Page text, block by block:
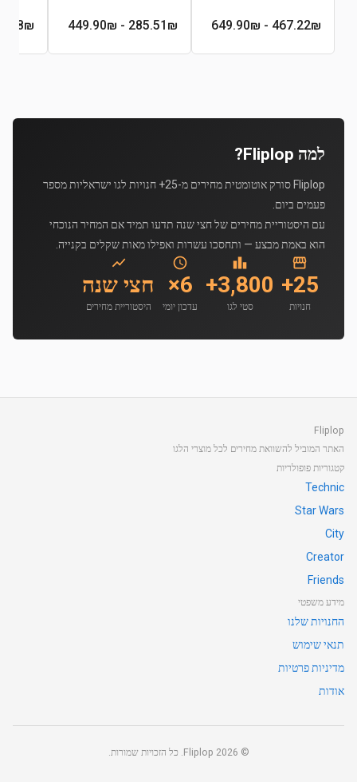
467.22₪
- 649.90₪
285.51 ₪
- 449.90₪
₪
למה Fliplop?
Fliplop סורק אוטומטית מחירים מ-25+ חנויות לגו ישראליות מספר
פעמים ביום.
עם היסטוריית מחירים של חצי שנה תדעו תמיד אם המחיר הנוכחי
הוא באמת מבצע — ותחסכו עשרות ואפילו מאות שקלים בקנייה.
25+
חנויות
3,800+
סטי לגו
6×
עדכון יומי
חצי שנה
היסטוריית מחירים
Fliplop
האתר המוביל להשוואת מחירים לכל מוצרי הלגו
קטגוריות פופולריות
Technic
Star Wars
City
Creator
Friends
מידע משפטי
החנויות שלנו
תנאי שימוש
מדיניות פרטיות
אודות
©
2026